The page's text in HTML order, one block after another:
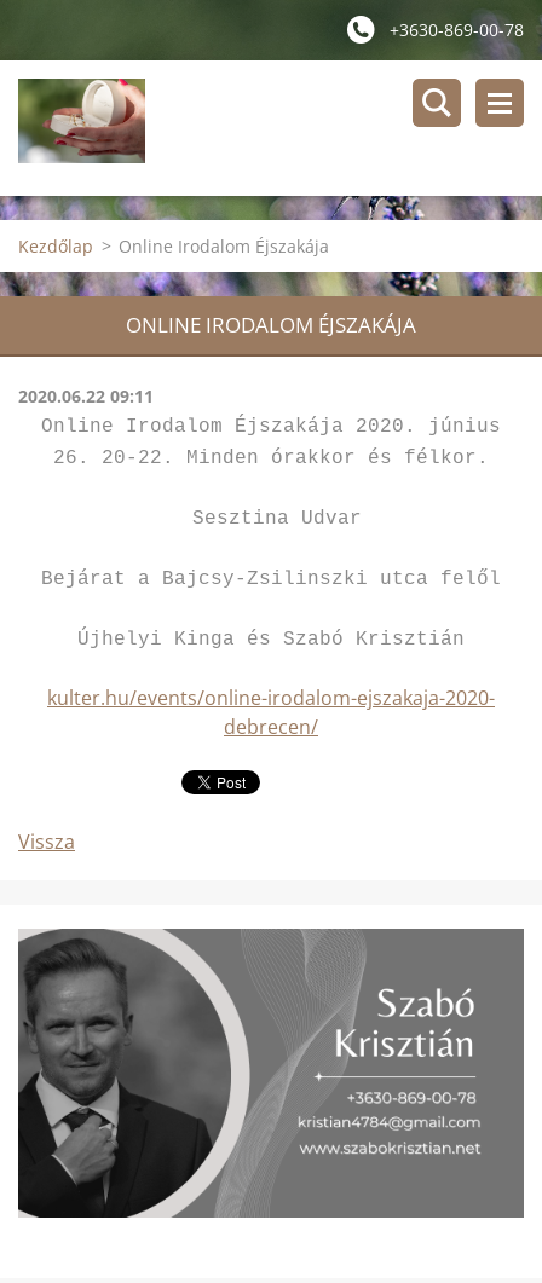
+3630-869-00-78
Kezdőlap > Online Irodalom Éjszakája
ONLINE IRODALOM ÉJSZAKÁJA
2020.06.22 09:11
Online Irodalom Éjszakája 2020. június
26. 20-22. Minden órakkor és félkor.
Sesztina Udvar
Bejárat a Bajcsy-Zsilinszki utca felől
Újhelyi Kinga és Szabó Krisztián
kulter.hu/events/online-irodalom-ejszakaja-2020-
debrecen/
Vissza